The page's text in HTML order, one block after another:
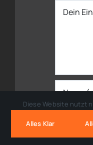
Dein
Diese Website nutzt
Alles Klar